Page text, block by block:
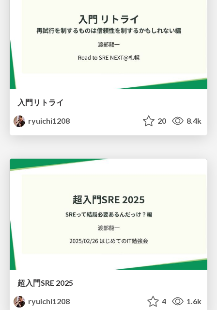
入門リトライ
ryuichi1208
20 8.4k
超入門SRE 2025
ryuichi1208
4 1.6k